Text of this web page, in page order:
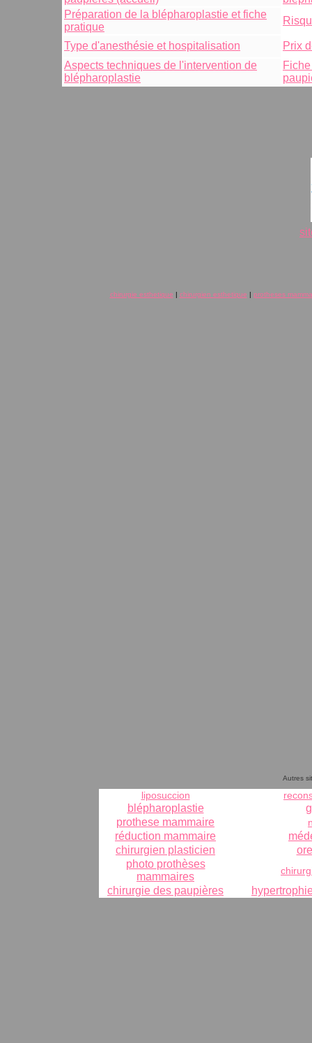
Préparation de la blépharoplastie et fiche
pratique
Type d'anesthésie et hospitalisation
Prix
Aspects techniques de l'intervention de
blépharoplastie
chirurgie esthetique | chirurgien esthetique | protheses
Autres
liposuccion
blépharoplastie
prothese mammaire
réduction mammaire
chirurgien plasticien
photo prothèses
mammaires
chirurgie des paupières